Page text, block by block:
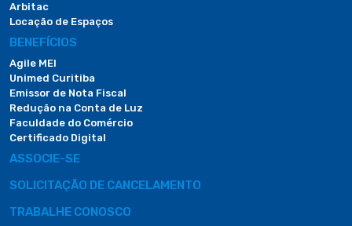
Arbitac
Locação de Espaços
BENEFÍCIOS
Agile MEI
Unimed Curitiba
Emissor de Nota Fiscal
Redução na Conta de Luz
Faculdade do Comércio
Certificado Digital
ASSOCIE-SE
SOLICITAÇÃO DE CANCELAMENTO
TRABALHE CONOSCO